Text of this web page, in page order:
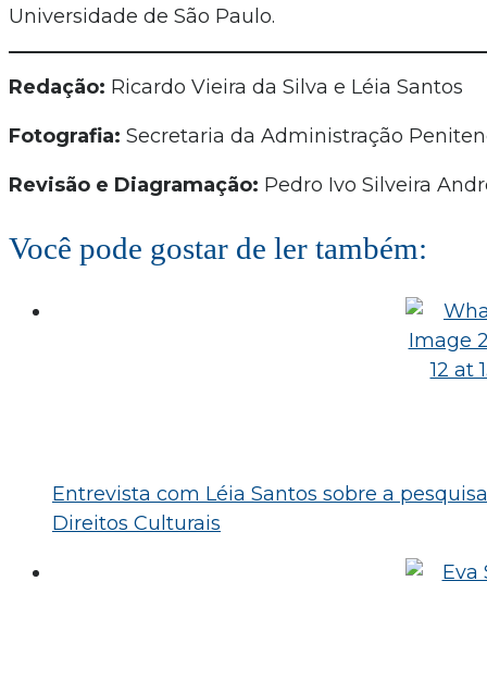
Universidade de São Paulo.
Redação: Ricardo Vieira da Silva e Léia Santos
Fotografia: Secretaria da Administração
Revisão e Diagramação: Pedro Ivo Silveira
Você pode gostar de ler também:
Entrevista com Léia Santos sobre a
Direitos Culturais